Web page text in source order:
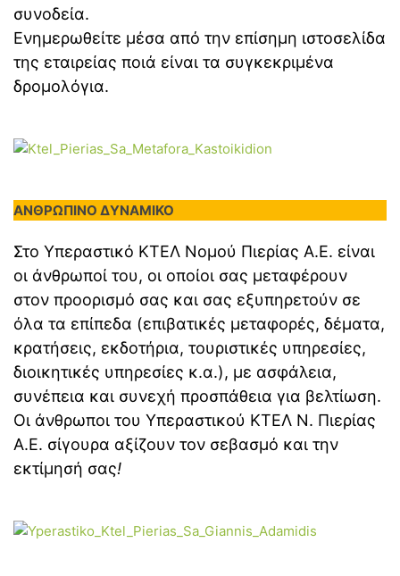
συνοδεία.
Ενημερωθείτε μέσα από την επίσημη ιστοσελίδα
της εταιρείας ποιά είναι τα συγκεκριμένα
δρομολόγια.
ΑΝΘΡΩΠΙΝΟ ΔΥΝΑΜΙΚΟ
Στο Υπεραστικό ΚΤΕΛ Νομού Πιερίας Α.Ε. είναι
οι άνθρωποί του, οι οποίοι σας μεταφέρουν
στον προορισμό σας και σας εξυπηρετούν σε
όλα τα επίπεδα (επιβατικές μεταφορές, δέματα,
κρατήσεις, εκδοτήρια, τουριστικές υπηρεσίες,
διοικητικές υπηρεσίες κ.α.), με ασφάλεια,
συνέπεια και συνεχή προσπάθεια για βελτίωση.
Οι άνθρωποι του Υπεραστικού ΚΤΕΛ Ν. Πιερίας
Α.Ε. σίγουρα αξίζουν τον σεβασμό και την
εκτίμησή σας!